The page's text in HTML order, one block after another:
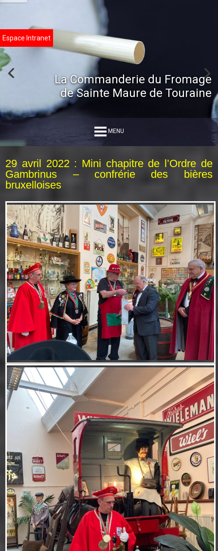
Espace Intranet
La Commanderie du Fromage
de Sainte Maure de Touraine
MENU
29 avril 2022 : Mini chapitre de l’Ordre de
Gambrinus – confrérie des bières
bruxelloises